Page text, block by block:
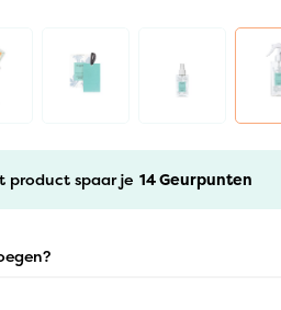
product spaar je 14Geurpunten